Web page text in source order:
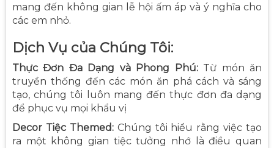
mang đến không gian lễ hội ấm áp và ý nghĩa cho
các em nhỏ.
Dịch Vụ của Chúng Tôi:
Thực Đơn Đa Dạng và Phong Phú:Từ món ăn
truyền thống đến các món ăn phá cách và sáng
tạo, chúng tôi luôn mang đến thực đơn đa dạng
để phục vụ mọi khẩu vị
Decor Tiệc Themed:Chúng tôi hiểu rằng việc tạo
ra một không gian tiệc tưởng nhớ là điều quan